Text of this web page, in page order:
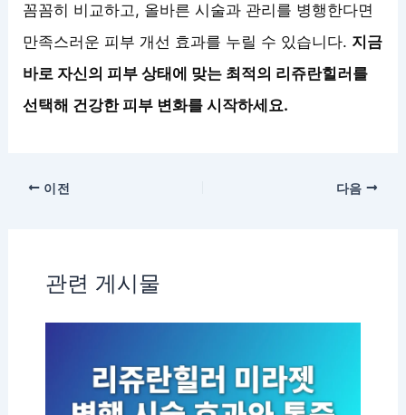
꼼꼼히 비교하고, 올바른 시술과 관리를 병행한다면
만족스러운 피부 개선 효과를 누릴 수 있습니다. 지금
바로 자신의 피부 상태에 맞는 최적의 리쥬란힐러를
선택해 건강한 피부 변화를 시작하세요.
이전 다음
관련 게시물